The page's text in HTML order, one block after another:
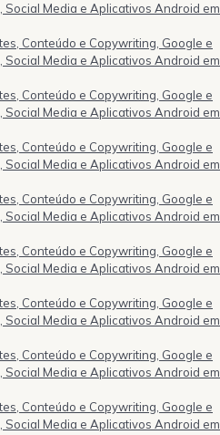
Social Media e Aplicativos Android em
Conteúdo e Copywriting, Google e
Social Media e Aplicativos Android em
Conteúdo e Copywriting, Google e
Social Media e Aplicativos Android em
Conteúdo e Copywriting, Google e
Social Media e Aplicativos Android em
Conteúdo e Copywriting, Google e
Social Media e Aplicativos Android em
Conteúdo e Copywriting, Google e
Social Media e Aplicativos Android em
Conteúdo e Copywriting, Google e
Social Media e Aplicativos Android em
Conteúdo e Copywriting, Google e
Social Media e Aplicativos Android em
Conteúdo e Copywriting, Google e
Social Media e Aplicativos Android em